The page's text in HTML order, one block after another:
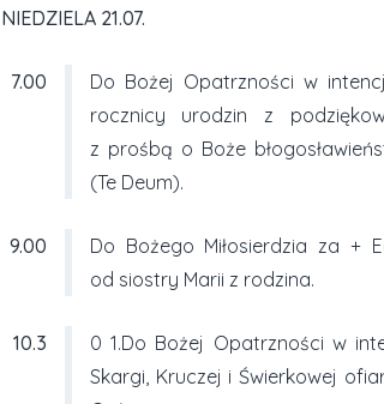
NIEDZIELA 21.07.
7.00
Do Bożej Opatrzności w
rocznicy urodzin z
z prośbą o Boże
(Te Deum).
9.00
Do Bożego Miłosierdzia za +
od siostry Marii z rodzina.
10.3
0 1.Do Bożej Opatrzności w
Skargi, Kruczej i Świerkowej